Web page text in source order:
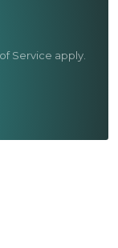
Service apply.